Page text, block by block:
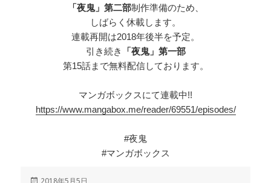
「夜鬼」第二部制作準備のため、
しばらく休載します。
連載再開は2018年後半を予定。
引き続き
「夜鬼」第一部
第15話まで無料配信しております。
マンガボックスにて連載中!!
https://www.mangabox.me/reader/69551/episodes/
#夜鬼
#マンガボックス
投
2018年5月5日